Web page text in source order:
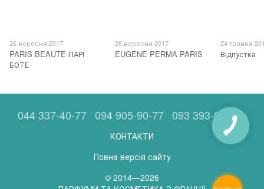
26 вересня 2017
PARIS BEAUTE ПАРІ
БОТЕ
26 вересня 2017
EUGENE PERMA PARIS
24 травня
Відпустка
044 337-40-77 094 905-90-77 093 393-05-63
КОНТАКТИ
Повна версія сайту
© 2014—2026